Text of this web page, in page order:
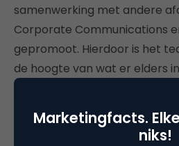
samenwerking met andere
Corporate Communications
gepromoot. Hierdoor is het
de hoogte van wat er elders
media) contact kunnen
forecasts’ zijn hierdoor
Marketingfacts.
niks!